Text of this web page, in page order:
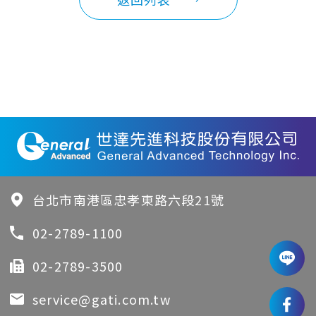
台北市南港區忠孝東路六段21號
02-2789-1100
02-2789-3500
service@gati.com.tw